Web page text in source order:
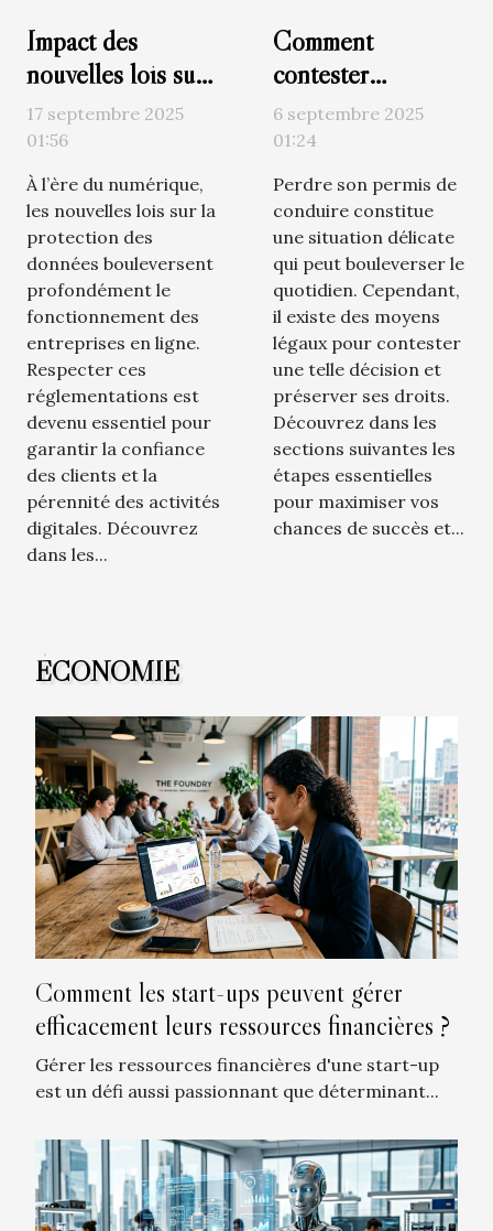
Impact des
nouvelles lois sur
la protection des
données pour les
entreprises en
ligne
17 septembre 2025
01:56
À l’ère du numérique,
les nouvelles lois sur la
protection des
données bouleversent
profondément le
fonctionnement des
entreprises en ligne.
Respecter ces
réglementations est
devenu essentiel pour
garantir la confiance
des clients et la
pérennité des activités
digitales. Découvrez
dans les...
Comment
contester
efficacement un
retrait de permis
de conduire ?
6 septembre 2025
01:24
Perdre son permis de
conduire constitue
une situation délicate
qui peut bouleverser le
quotidien. Cependant,
il existe des moyens
légaux pour contester
une telle décision et
préserver ses droits.
Découvrez dans les
sections suivantes les
étapes essentielles
pour maximiser vos
chances de succès et...
ÉCONOMIE
Comment les start-ups peuvent gérer
efficacement leurs ressources financières ?
Gérer les ressources financières d'une start-up
est un défi aussi passionnant que déterminant...